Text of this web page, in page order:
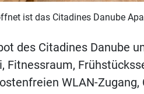
ist das Citadines Danube
des Citadines Danube
Fitnessraum,
WLAN-